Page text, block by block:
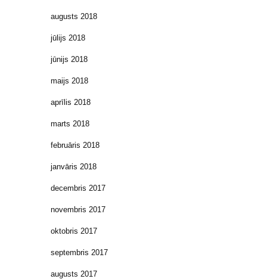
augusts 2018
jūlijs 2018
jūnijs 2018
maijs 2018
aprīlis 2018
marts 2018
februāris 2018
janvāris 2018
decembris 2017
novembris 2017
oktobris 2017
septembris 2017
augusts 2017